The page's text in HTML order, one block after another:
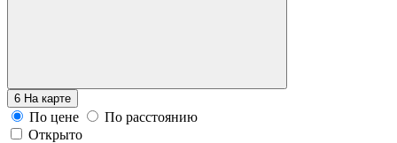
6 На карте
По цене
По расстоянию
Открыто